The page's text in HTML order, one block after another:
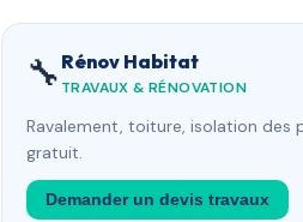
🔧 Rénov Habitat
TRAVAUX & RÉNOVATION
Ravalement, toiture, isolation des
gratuit.
Demander un devis travaux